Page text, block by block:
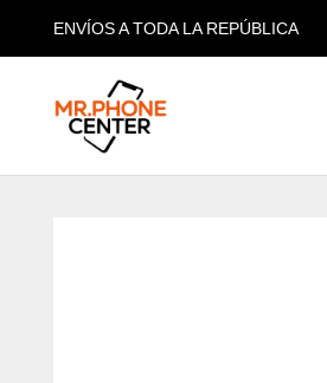
ENVÍOS A TODA LA REPÚBLICA